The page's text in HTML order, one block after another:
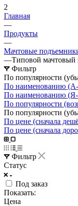
2
Главная
—
Продукты
—
Мачтовые
—Типовой мачтовый
Фильтр
По популярности
По наименованию
По наименованию
По популярности
По популярности
По цене (сначала
По цене (сначала
Фильтр
Статус
Под заказ
Показать:
Цена